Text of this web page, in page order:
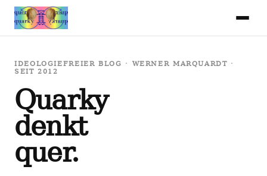
IDEOLOGIEFREIER BLOG · WERNER MARQUARDT ·
SEIT 2012
Quarky
denkt
quer.